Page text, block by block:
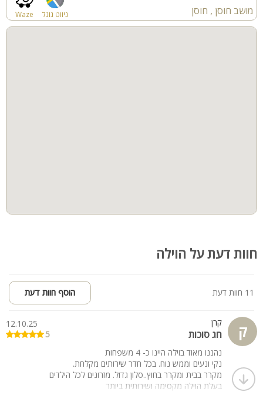
Waze ניווט גוגל מושב חוסן , חוסן
חוות דעת על הוילה
11 חוות דעת הוסף חוות דעת
ק קרן
חג סוכות
12.10.25
5
נהננו מאוד בוילה היינו כ- 4 משפחות
נקי ונעים וממש נוח. בכל חדר שירותים מקלחת.
מקרר בבית ומקרר בחוץ..סלון גדול. מזרונים לכל הילדים
בעלת הוילה מקסימה ושירותית ביותר